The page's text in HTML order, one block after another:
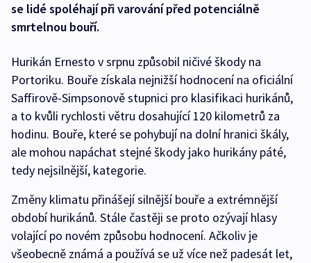
se lidé spoléhají při varování před potenciálně
smrtelnou bouří.
Hurikán Ernesto v srpnu způsobil ničivé škody na
Portoriku. Bouře získala nejnižší hodnocení na oficiální
Saffirově-Simpsonově stupnici pro klasifikaci hurikánů,
a to kvůli rychlosti větru dosahující 120 kilometrů za
hodinu. Bouře, které se pohybují na dolní hranici škály,
ale mohou napáchat stejné škody jako hurikány páté,
tedy nejsilnější, kategorie.
Změny klimatu přinášejí silnější bouře a extrémnější
období hurikánů. Stále častěji se proto ozývají hlasy
volající po novém způsobu hodnocení. Ačkoliv je
všeobecně známá a používá se už více než padesát let,